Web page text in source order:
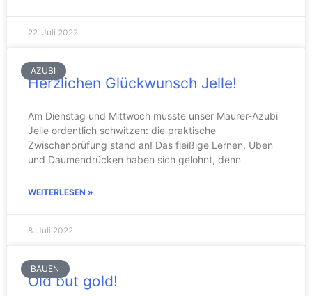
22. Juli 2022
AZUBI
Herzlichen Glückwunsch Jelle!
Am Dienstag und Mittwoch musste unser Maurer-Azubi
Jelle ordentlich schwitzen: die praktische
Zwischenprüfung stand an! Das fleißige Lernen, Üben
und Daumendrücken haben sich gelohnt, denn
WEITERLESEN »
8. Juli 2022
BAUEN
Old but gold!